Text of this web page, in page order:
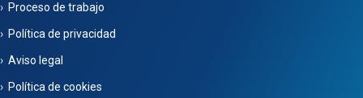
Proceso de trabajo
Política de privacidad
Aviso legal
Política de cookies